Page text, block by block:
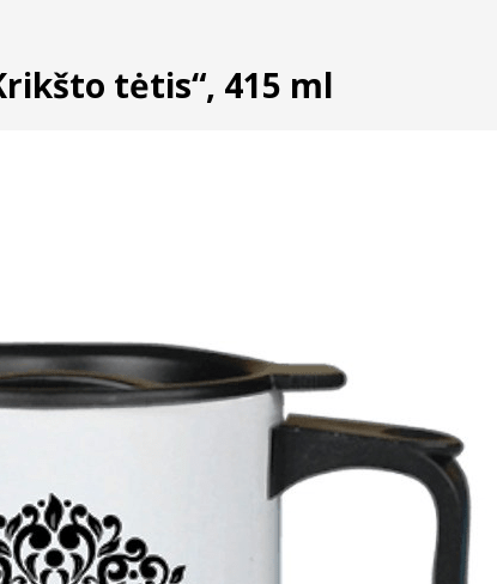
tėtis“, 415 ml